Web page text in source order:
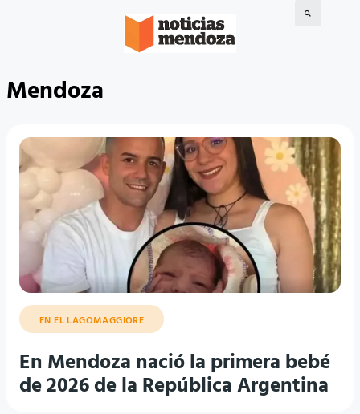
Mendoza
EN EL LAGOMAGGIORE
En Mendoza nació la primera bebé
de 2026 de la República Argentina